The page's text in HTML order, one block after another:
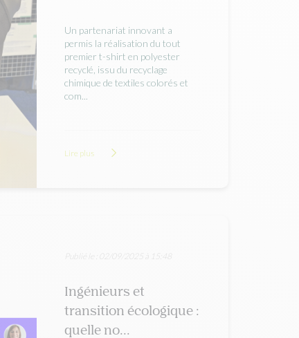
Un partenariat innovant a
permis la réalisation du tout
premier t-shirt en polyester
recyclé, issu du recyclage
chimique de textiles colorés et
com...
Lire plus
Publié le : 02/09/2025 à 15:48
Ingénieurs et
transition écologique :
quelle no...